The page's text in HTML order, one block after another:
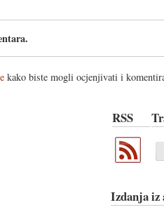
kako biste mogli ocjenjivati i
RSS
Izdanja iz